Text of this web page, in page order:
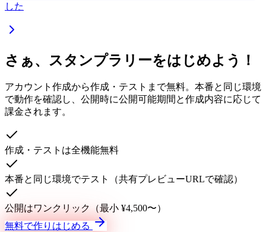
した
さぁ、スタンプラリーをはじめよう！
アカウント作成から作成・テストまで無料。本番と同じ環境
で動作を確認し、公開時に公開可能期間と作成内容に応じて
課金されます。
作成・テストは全機能無料
本番と同じ環境でテスト（共有プレビューURLで確認）
公開はワンクリック（最小 ¥4,500〜）
無料で作りはじめる